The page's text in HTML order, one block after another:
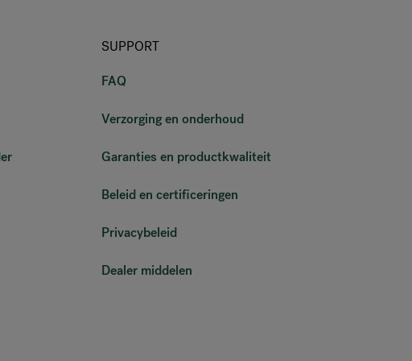
SUPPORT
FAQ
Verzorging en onderhoud
Garanties en productkwaliteit
Beleid en certificeringen
Privacybeleid
Dealer middelen